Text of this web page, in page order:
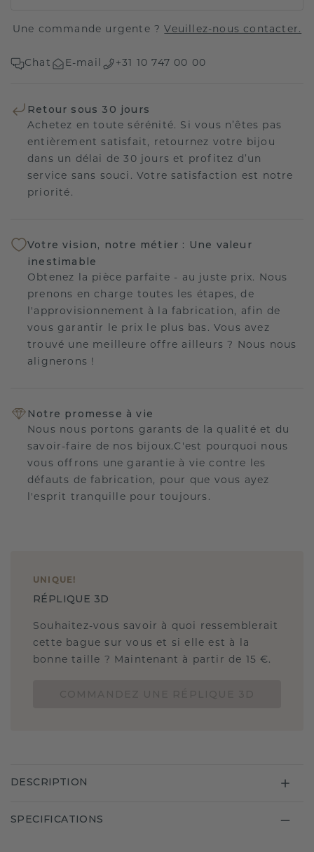
Une commande urgente ?Veuillez-nous contacter.
Chat E-mail +31 10 747 00 00
Retour sous 30 jours
Achetez en toute sérénité. Si vous n’êtes pas
entièrement satisfait, retournez votre bijou
dans un délai de 30 jours et profitez d’un
service sans souci. Votre satisfaction est notre
priorité.
Votre vision, notre métier : Une valeur
inestimable
Obtenez la pièce parfaite - au juste prix. Nous
prenons en charge toutes les étapes, de
l'approvisionnement à la fabrication, afin de
vous garantir le prix le plus bas. Vous avez
trouvé une meilleure offre ailleurs ? Nous nous
alignerons !
Notre promesse à vie
Nous nous portons garants de la qualité et du
savoir-faire de nos bijoux.C'est pourquoi nous
vous offrons une garantie à vie contre les
défauts de fabrication, pour que vous ayez
l'esprit tranquille pour toujours.
UNIQUE !
RÉPLIQUE 3D
Souhaitez-vous savoir à quoi ressemblerait
cette bague sur vous et si elle est à la
bonne taille ? Maintenant à partir de 15 €.
DESCRIPTION
SPECIFICATIONS